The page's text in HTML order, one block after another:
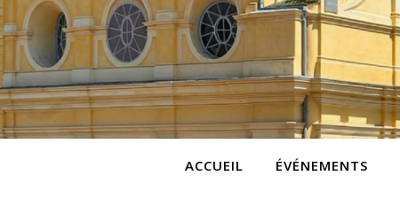
ACCUEIL ÉVÉNEMENTS